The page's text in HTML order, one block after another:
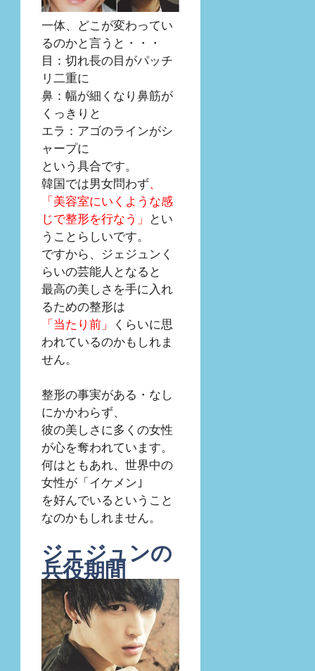
一体、どこが変わってい
るのかと言うと・・・
目：切れ長の目がパッチ
リ二重に
鼻：幅が細くなり鼻筋が
くっきりと
エラ：アゴのラインがシ
ャープに
という具合です。
韓国では男女問わず、
「美容室にいくような感
じで整形を行なう」 とい
うことらしいです。
ですから、ジェジュンく
らいの芸能人となると
最高の美しさを手に入れ
るための整形は
「当たり前」
くらいに思
われているのかもしれま
せん。
整形の事実がある・なし
にかかわらず、
彼の美しさに多くの女性
が心を奪われています。
何はともあれ、世界中の
女性が「イケメン｣
を好んでいるということ
なのかもしれません。
ジェジュンの
兵役期間